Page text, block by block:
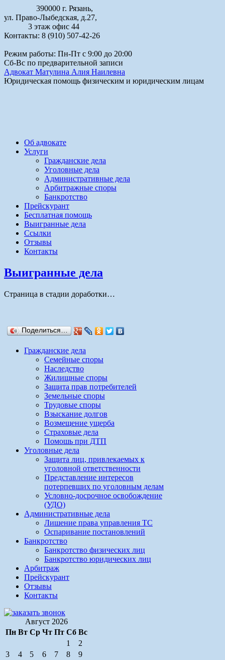
390000 г. Рязань,
ул. Право-Лыбедская, д.27,
3 этаж офис 44
Контакты: 8 (910) 507-42-26
Режим работы: Пн-Пт с 9:00 до 20:00
Сб-Вс по предварительной записи
Адвокат Матулина Алия Наилевна
Юридическая помощь физическим и юридическим лицам
Об адвокате
Услуги
Гражданские дела
Уголовные дела
Административные дела
Арбитражные споры
Банкротство
Прейскурант
Бесплатная помощь
Выигранные дела
Ссылки
Отзывы
Контакты
Выигранные дела
Страница в стадии доработки…
Поделиться…
Гражданские дела
Семейные споры
Наследство
Жилищные споры
Защита прав потребителей
Земельные споры
Трудовые споры
Взыскание долгов
Возмещение ущерба
Страховые дела
Помошь при ДТП
Уголовные дела
Защита лиц, привлекаемых к
уголовной ответственности
Представление интересов
потерпевших по уголовным делам
Условно-досрочное освобождение
(УДО)
Административные дела
Лишение права управления ТС
Оспаривание постановлений
Банкротство
Банкротство физических лиц
Банкротство юридических лиц
Арбитраж
Прейскурант
Отзывы
Контакты
Август 2026
Пн Вт Ср Чт Пт Сб Вс
1
2
3
4 5 6 7 8
9